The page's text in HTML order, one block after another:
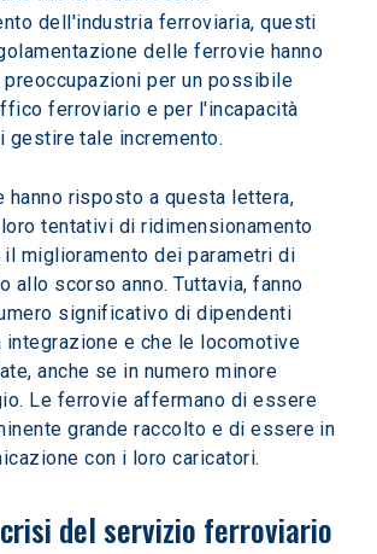
dell'industria ferroviaria, questi
delle ferrovie hanno
per un possibile
ferroviario e per l'incapacità
gestire tale incremento.
hanno risposto a questa lettera,
tentativi di ridimensionamento
miglioramento dei parametri di
allo scorso anno. Tuttavia, fanno
significativo di dipendenti
integrazione e che le locomotive
anche se in numero minore
Le ferrovie affermano di essere
grande raccolto e di essere in
con i loro caricatori.
del servizio ferroviario